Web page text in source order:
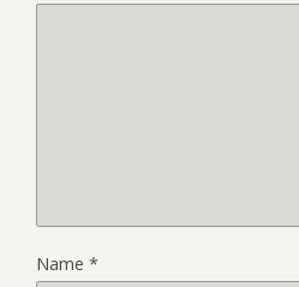
Name *